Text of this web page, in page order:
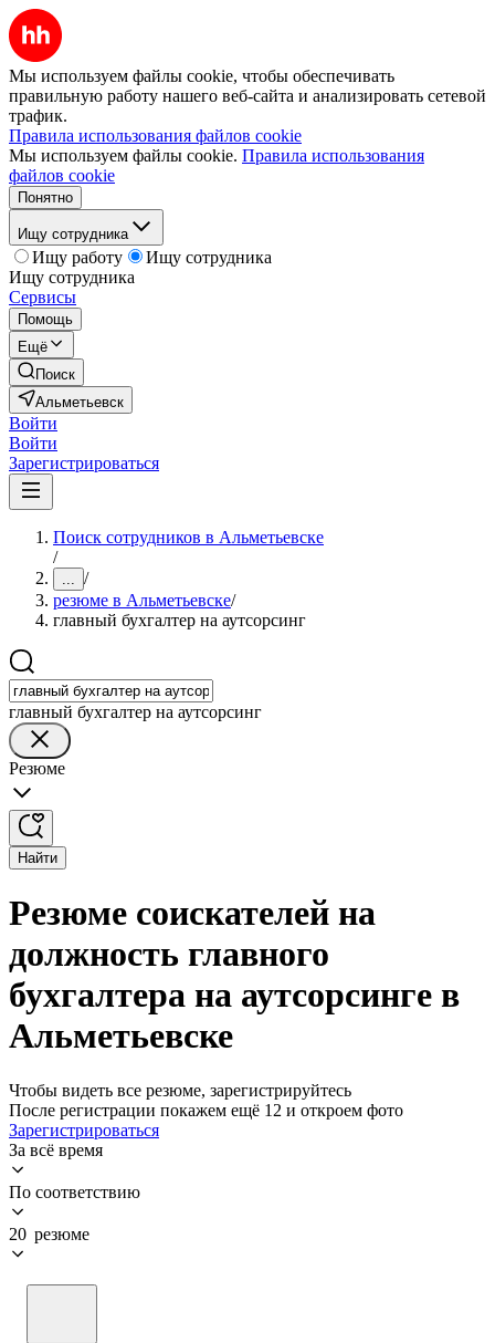
Мы используем файлы cookie, чтобы обеспечивать
правильную работу нашего веб-сайта и анализировать сетевой
трафик.
Правила использования файлов cookie
Мы используем файлы cookie. Правила использования
файлов cookie
Понятно
Ищу сотрудника
Ищу работу
Ищу сотрудника
Ищу сотрудника
Сервисы
Помощь
Ещё
Поиск
Альметьевск
Войти
Войти
Зарегистрироваться
Поиск сотрудников в Альметьевске
/
... /
резюме в Альметьевске/
главный бухгалтер на аутсорсинг
главный бухгалтер на аутсорсинг
Резюме
Найти
Резюме соискателей на
должность главного
бухгалтера на аутсорсинге в
Альметьевске
Чтобы видеть все резюме, зарегистрируйтесь
После регистрации покажем ещё 12 и откроем фото
Зарегистрироваться
За всё время
По соответствию
20 резюме